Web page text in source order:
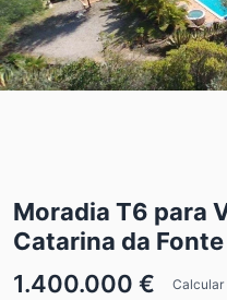
Moradia T6 para
Catarina da
1.400.000 €
Calcular